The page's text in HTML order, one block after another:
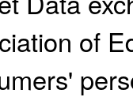
of